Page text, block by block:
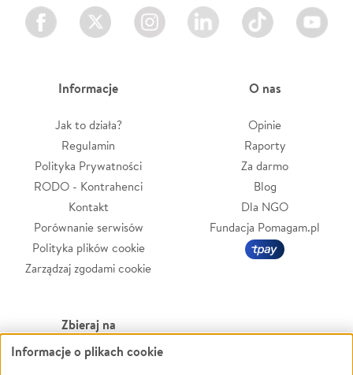
Facebook Twitter Instagram LinkedIn TikTok Youtube
Informacje
Jak to działa?
Regulamin
Polityka Prywatności
RODO - Kontrahenci
Kontakt
Porównanie serwisów
Polityka plików cookie
Zarządzaj zgodami cookie
O nas
Opinie
Raporty
Za darmo
Blog
Dla NGO
Fundacja Pomagam.pl
Zbieraj na
Leczenie
Informacje o plikach cookie